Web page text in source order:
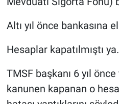
Altı yıl önce bankasına
Hesaplar kapatılmıştı ya.
TMSF başkanı 6 yıl
kanunen kapanan o